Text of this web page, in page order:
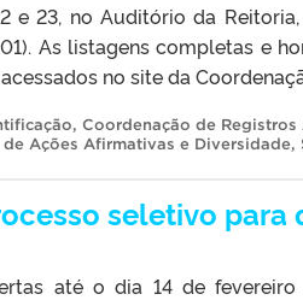
e 23, no Auditório da
As listagens completas e
no site da
, Coordenação de Registros
de Ações Afirmativas e Diversidade,
seletivo
até o dia 14 de